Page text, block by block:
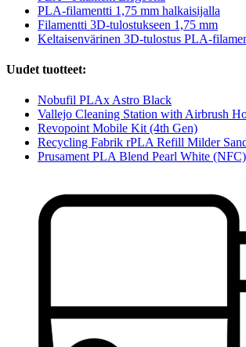
PLA-filamentti 1,75 mm halkaisijalla
Filamentti 3D-tulostukseen 1,75 mm
Keltaisenvärinen 3D-tulostus PLA-
Uudet tuotteet:
Nobufil PLAx Astro Black
Vallejo Cleaning Station with Airbrush
Revopoint Mobile Kit (4th Gen)
Recycling Fabrik rPLA Refill Milder
Prusament PLA Blend Pearl White (NFC)